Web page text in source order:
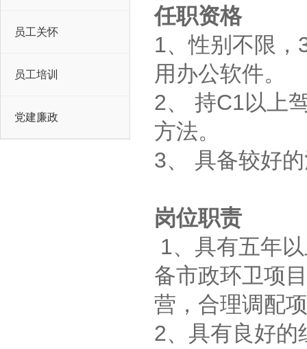
员工关怀
员工培训
党建廉政
任职资格
1、性别不限
用办公软件。
2、 持C1以上
方法。
3、 具备较好
岗位职责
 1、具
备市政环卫项目
营，合理调配
2、具有良好的